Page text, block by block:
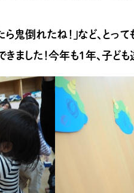
鬼倒れたね！」など、とっ
きました！今年も1年、子